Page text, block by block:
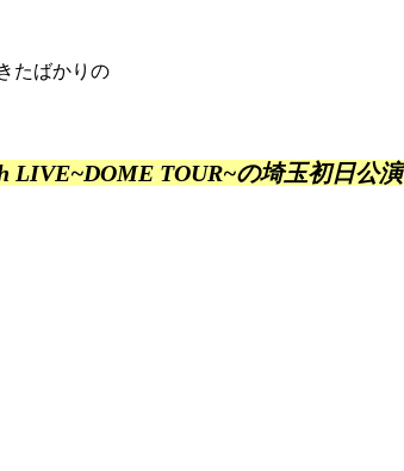
たばかりの
LIVE~DOME TOUR~の埼玉初日公演